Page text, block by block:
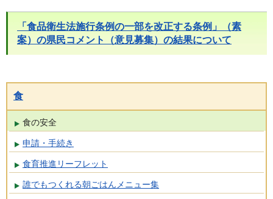
「食品衛生法施行条例の一部を改正する条例」（素
案）の県民コメント（意見募集）の結果について
食
食の安全
申請・手続き
食育推進リーフレット
誰でもつくれる朝ごはんメニュー集